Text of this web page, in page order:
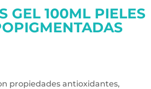
GEL 100ML PIELES
propiedades antioxidantes,